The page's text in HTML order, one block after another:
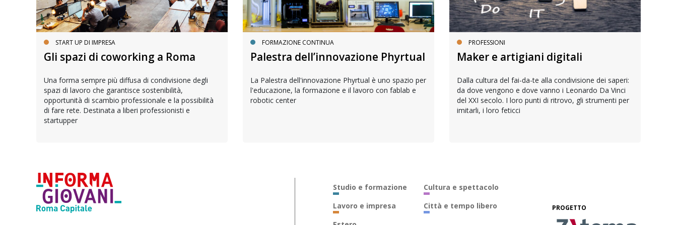
START UP DI IMPRESA
Gli spazi di coworking a Roma
Una forma sempre più diffusa di condivisione degli
spazi di lavoro che garantisce sostenibilità,
opportunità di scambio professionale e la possibilità
di fare rete. Destinata a liberi professionisti e
startupper
FORMAZIONE CONTINUA
Palestra dell’innovazione Phyrtual
La Palestra dell'innovazione Phyrtual è uno spazio per
l'educazione, la formazione e il lavoro con fablab e
robotic center
PROFESSIONI
Maker e artigiani digitali
Dalla cultura del fai-da-te alla condivisione dei saperi:
da dove vengono e dove vanno i Leonardo Da Vinci
del XXI secolo. I loro punti di ritrovo, gli strumenti per
imitarli, i loro feticci
Studio e formazione
Lavoro e impresa
Cultura e spettacolo
Città e tempo libero
PROGETTO